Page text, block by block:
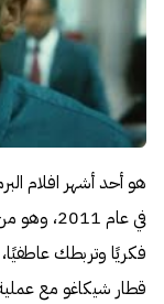
هو أحد أشهر افلام
في عام
فكريًا وتربطك
قطار شيكاغو مع